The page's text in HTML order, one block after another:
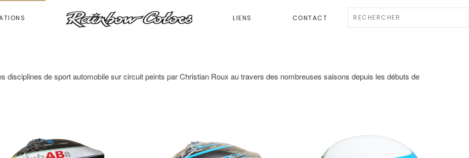
LIENS CONTACT
disciplines de sport automobile sur circuit peints par Christian Roux au travers des nombreuses saisons depuis les débuts de